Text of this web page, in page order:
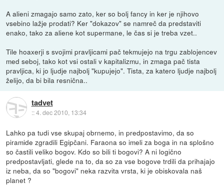
A alieni zmagajo samo zato, ker so bolj fancy in ker je njihovo
vsebino lažje prodati? Ker "dokazov" se namreč da predstaviti
enako, tako za aliene kot supermane, le čas si je treba vzet..
Tile hoaxerji s svojimi pravljicami pač tekmujejo na trgu zablojencev
med seboj, tako kot vsi ostali v kapitalizmu, in zmaga pač tista
pravljica, ki jo ljudje najbolj "kupujejo". Tista, za katero ljudje najbolj
želijo, da bi bila resnična..
tadvet
::4. dec 2010, 13:34
Lahko pa tudi vse skupaj obrnemo, in predpostavimo, da so
piramide zgradili Egipčani. Faraona so imeli za boga in na splošno
so častili veliko bogov. Kdo so bili ti bogovi? A ni logično
predpostavljati, glede na to, da so za vse bogove trdili da prihajajo
iz neba, da so "bogovi" neka razvita vrsta, ki je obiskovala naš
planet ?